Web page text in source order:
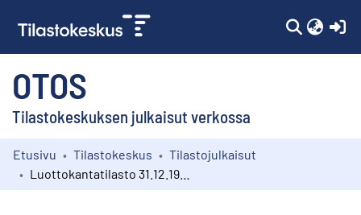
OTOS
Tilastokeskuksen julkaisut verkossa
Kokoelmat
Etusivu Tilastokeskus
Tilastojulkaisut